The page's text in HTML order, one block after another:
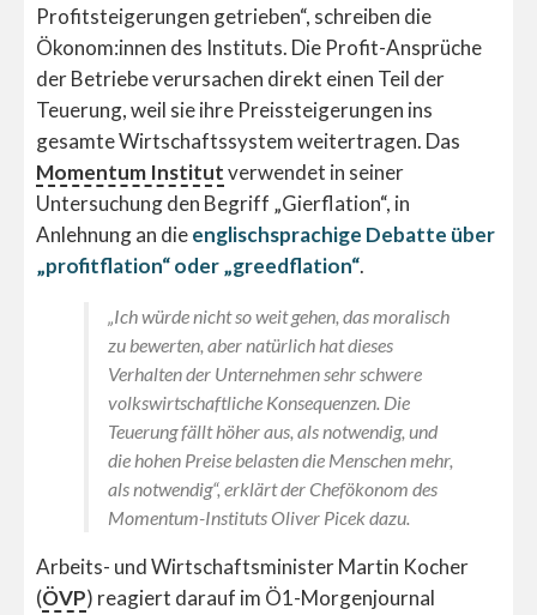
Profitsteigerungen getrieben“, schreiben die
Ökonom:innen des Instituts. Die Profit-Ansprüche
der Betriebe verursachen direkt einen Teil der
Teuerung, weil sie ihre Preissteigerungen ins
gesamte Wirtschaftssystem weitertragen. Das
Momentum Institutverwendet in seiner
Untersuchung den Begriff „Gierflation“, in
Anlehnung an dieenglischsprachige Debatte über
„profitflation“ oder „greedflation“.
„Ich würde nicht so weit gehen, das moralisch
zu bewerten, aber natürlich hat dieses
Verhalten der Unternehmen sehr schwere
volkswirtschaftliche Konsequenzen. Die
Teuerung fällt höher aus, als notwendig, und
die hohen Preise belasten die Menschen mehr,
als notwendig“, erklärt der Chefökonom des
Momentum-Instituts Oliver Picek dazu.
Arbeits- und Wirtschaftsminister Martin Kocher
(ÖVP) reagiert darauf im Ö1-Morgenjournal